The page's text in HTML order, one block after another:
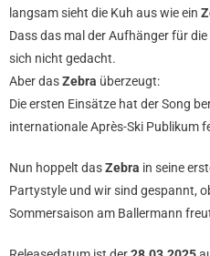
langsam sieht die Kuh aus wie ein
Dass das mal der Aufhänger für
sich nicht gedacht.
Aber dasZebra überzeugt:
Die ersten Einsätze hat der Song
internationale Après-Ski Publikum
Nun hoppelt dasZebra in seine
Partystyle und wir sind gespannt,
Sommersaison am Ballermann